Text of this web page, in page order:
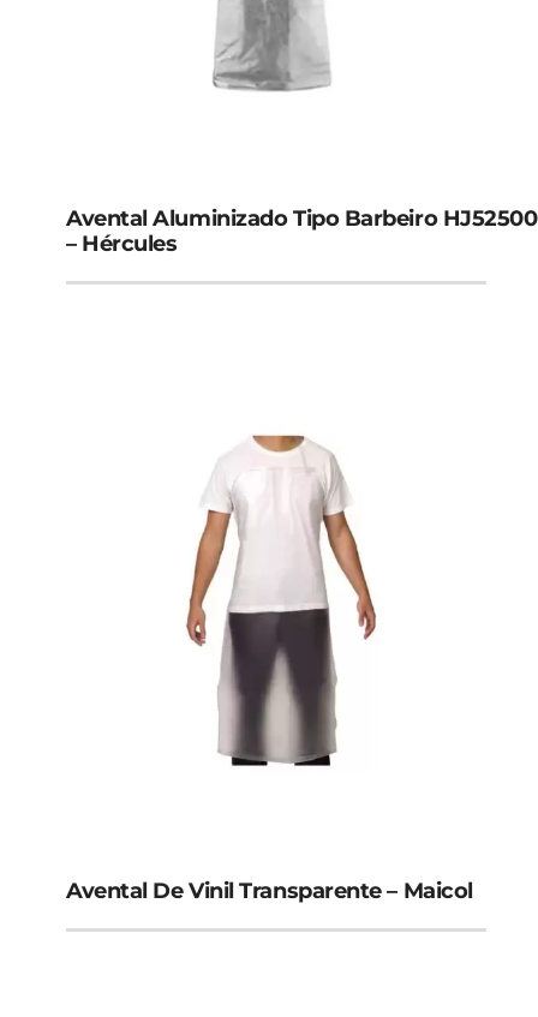
Avental Aluminizado Tipo Barbeiro HJ52500
– Hércules
Avental De Vinil Transparente – Maicol